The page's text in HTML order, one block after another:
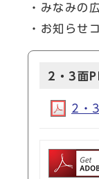
・みなみの
・お知らせ
2・3面
2・